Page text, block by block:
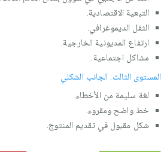
التبعية الاقتصادية.
الثقل الديموغرافي.
ارتفاع المديونية الخارجية.
مشاكل اجتماعية..
المستوى الثالث: الجانب الشكلي
لغة سليمة من الأخطاء.
خط واضح ومقروء.
شكل مقبول في تقديم المنتوج.